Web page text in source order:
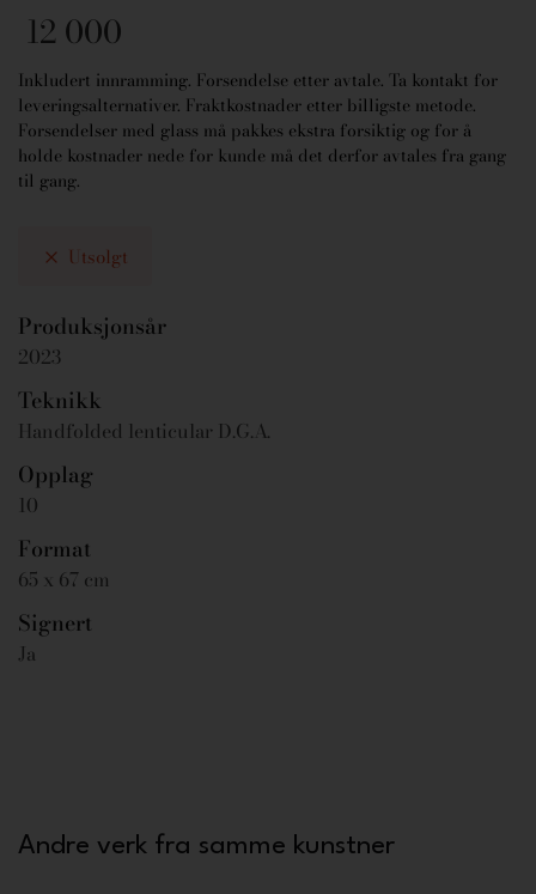
12 000
Inkludert innramming. Forsendelse etter avtale. Ta kontakt for
leveringsalternativer. Fraktkostnader etter billigste metode.
Forsendelser med glass må pakkes ekstra forsiktig og for å
holde kostnader nede for kunde må det derfor avtales fra gang
til gang.
Utsolgt
Produksjonsår
2023
Teknikk
Handfolded lenticular D.G.A.
Opplag
10
Format
65 x 67 cm
Signert
Ja
Andre verk fra samme kunstner